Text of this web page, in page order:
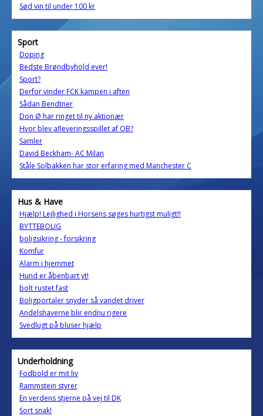
Sød vin til under 100 kr
Sport
Doping
Bedste Brøndbyhold ever!
Sport?
Derfor vinder FCK kampen i aften
Sådan Bendtner
Don Ø har ringet til ny aktionær
Hvor blev afleveringsspillet af OB?
Samler
David Beckham- AC Milan
Ståle Solbakken har stor erfaring med Manchester C
Hus & Have
Hjælp! Lejlighed i Horsens søges hurtigst muligt!!
BYTTEBOLIG
boligsikring - forsikring
Komfur
Alarm i hjemmet
Hund er åbenbart yt!
bolt rustet fast
Boligportaler snyder så vandet driver
Andelshaverne blir endnu rigere
Svedlugt på bluser hjælp
Underholdning
Fodbold er mit liv
Rammstein styrer
En verdens stjerne på vej til DK
Sort snak!